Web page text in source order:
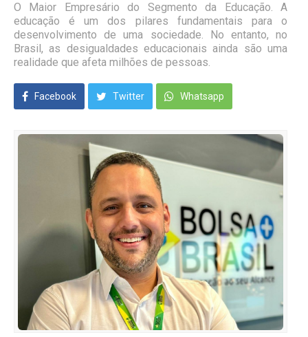
O Maior Empresário do Segmento da Educação. A
educação é um dos pilares fundamentais para o
desenvolvimento de uma sociedade. No entanto, no
Brasil, as desigualdades educacionais ainda são uma
realidade que afeta milhões de pessoas.
Facebook Twitter Whatsapp